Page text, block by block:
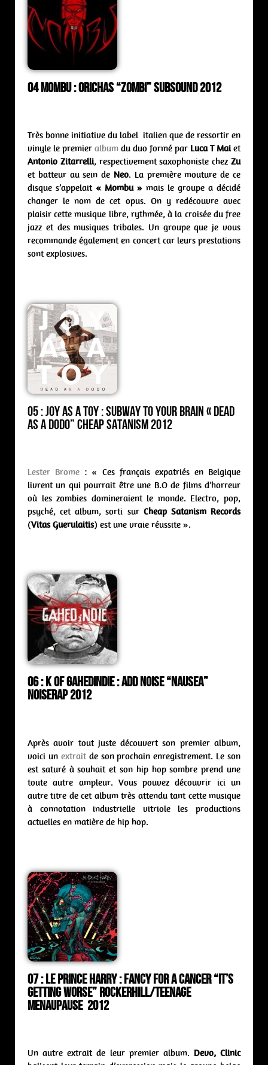
04 Mombu : orichas “Zombi” Subsound 2012
Très bonne initiative du label italien que de ressortir en
vinyle le premier album du duo formé par Luca T Maiet
Antonio Zitarrelli, respectivement saxophoniste chezZu
et batteur au sein de Neo. La première mouture de ce
disque s’appelait « Mombu » mais le groupe a décidé
changer le nom de cet opus. On y redécouvre avec
plaisir cette musique libre, rythmée, à la croisée du free
jazz et des musiques tribales. Un groupe que je vous
recommande également en concert car leurs prestations
sont explosives.
05 : Joy As A Toy : subway to your brain « Dead
As A Dodo” Cheap Satanism 2012
Lester Brome : « Ces français expatriés en Belgique
livrent un qui pourrait être une B.O de films d’horreur
où les zombies domineraient le monde. Electro, pop,
psyché, cet album, sorti sur Cheap Satanism Records
(Vitas Guerulaitis) est une vraie réussite ».
06 : K Of Gahedindie : ADD Noise “Nausea”
Noiserap 2012
Après avoir tout juste découvert son premier album,
voici un extraitde son prochain enregistrement. Le son
est saturé à souhait et son hip hop sombre prend une
toute autre ampleur. Vous pouvez découvrir ici un
autre titre de cet album très attendu tant cette musique
à connotation industrielle vitriole les productions
actuelles en matière de hip hop.
07 : Le Prince Harry : fancy for a cancer “It’s
Getting Worse” Rockerhill/Teenage
Menaupause 2012
Un autre extrait de leur premier album. Devo, Clinic